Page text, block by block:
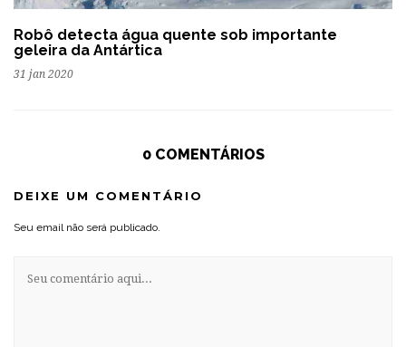
Robô detecta água quente sob importante
geleira da Antártica
31 jan 2020
0 COMENTÁRIOS
DEIXE UM COMENTÁRIO
Seu email não será publicado.